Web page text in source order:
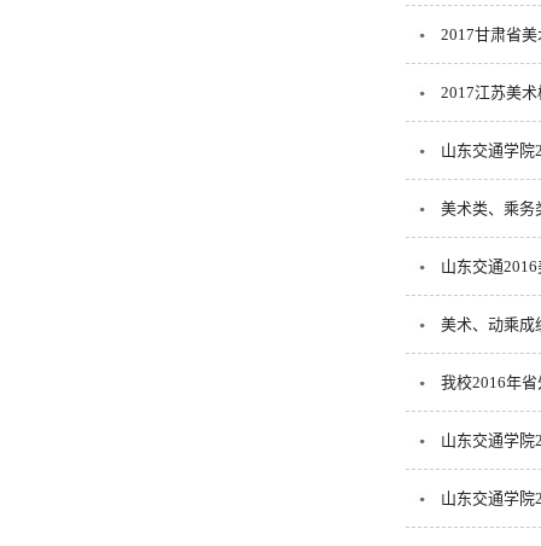
2017甘肃省
2017江苏美
山东交通学院
美术类、乘务
山东交通
美术、动乘成
我校2016年
山东交通学院
山东交通学院